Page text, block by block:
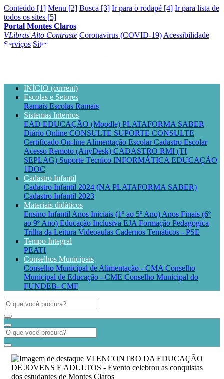
Conteúdo [1] Menu [2] Busca [3] Ir para o rodapé [4] Ir para lista de
todos os sites [5]
Portal Montes Claros
VLibras Alto Contraste Coronavírus (COVID-19) Acessibilidade
Serviços Sites
INÍCIO (current)
Escolas e Setores
Ramais Escolas Ramais
Sistemas Internos
EAD EDUCAÇÃO (Moodle) PLATAFORMA SABER
Diário Online CONSULTE SUPORTE CONSULTE
Certificado On-line Alimentação EscolarCadastro Escolar
Acesso Remoto (AnyDesk) CADASTRO RMI (TI
SEPLAG) Suporte Técnico INFORMÁTICA EDUCAÇÃO
1DOC
Cadastro Infantil
Cadastro Infantil 2024 (NA PLATAFORMA SABER)
Cadastro Infantil 2023
Materiais didáticos
Ensino Infantil Anos Iniciais (1º ao 5º Ano) Anos Finais (6º
ao 9º Ano) Educação Inclusiva EJA Formação Pedagógica
Trilha da Leitura Videoaulas Cadernos Temáticos - PSE
Tempo Integral
PEATI
Conselhos Municipais
Conselho Municipal de Alimentação - CMA Conselho
Municipal de Educação - CME Conselho Municipal do
FUNDEB- CMF